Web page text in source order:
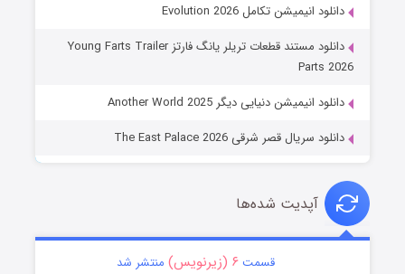
دانلود انیمیشن تکامل Evolution 2026
دانلود مستند قطعات تریلر یانگ فارتز Young Farts Trailer
Parts 2026
دانلود انیمیشن دنیایی دیگر Another World 2025
دانلود سریال قصر شرقی The East Palace 2026
آپدیت شده‌ها
قسمت ۶ (زیرنویس) منتشر شد